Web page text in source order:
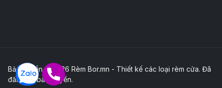
Bản quyền © 2026 Rèm Bor.mn - Thiết kế các loại rèm cửa. Đã
đăng ký bản quyền.